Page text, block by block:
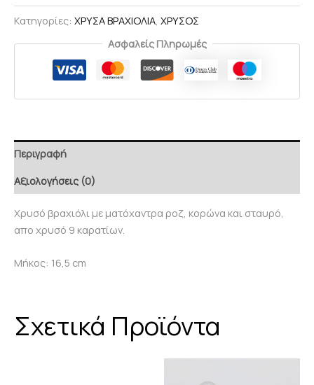
Κατηγορίες: ΧΡΥΣΑ ΒΡΑΧΙΟΛΙΑ ΧΡΥΣΟΣ
Ασφαλείς Πληρωμές
Περιγραφή
Αξιολογήσεις (0)
Χρυσό βραχιόλι με ματόχαντρα ροζ, κορώνα και σταυρό,
απο χρυσό 9 καρατίων.
Μήκος: 16,5 cm
Σχετικά Προϊόντα